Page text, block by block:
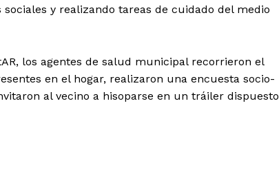
y realizando tareas de cuidado del medio
los agentes de salud municipal recorrieron el
en el hogar, realizaron una encuesta socio-
al vecino a hisoparse en un tráiler dispuesto